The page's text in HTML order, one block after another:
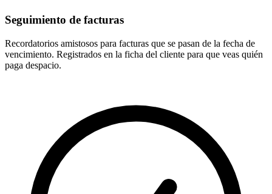
Seguimiento de facturas
Recordatorios amistosos para facturas que se pasan de la fecha de
vencimiento. Registrados en la ficha del cliente para que veas quién
paga despacio.